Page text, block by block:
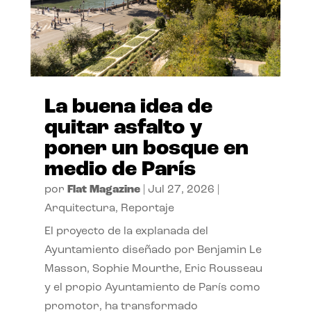
La buena idea de
quitar asfalto y
poner un bosque en
medio de París
por Flat Magazine| Jul 27, 2026
Arquitectura, Reportaje
El proyecto de la explanada del
Ayuntamiento diseñado por Benjamin Le
Masson, Sophie Mourthe, Eric Rousseau
y el propio Ayuntamiento de París como
promotor, ha transformado